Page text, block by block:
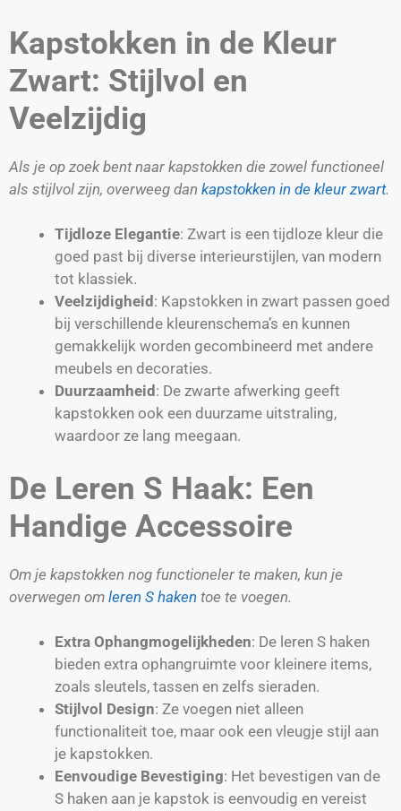
Kapstokken in de Kleur
Zwart: Stijlvol en
Veelzijdig
Als je op zoek bent naar kapstokken die zowel functioneel
als stijlvol zijn, overweeg dan kapstokken in de kleur zwart.
Tijdloze Elegantie: Zwart is een tijdloze kleur die
goed past bij diverse interieurstijlen, van modern
tot klassiek.
Veelzijdigheid : Kapstokken in zwart passen goed
bij verschillende kleurenschema’s en kunnen
gemakkelijk worden gecombineerd met andere
meubels en decoraties.
Duurzaamheid : De zwarte afwerking geeft
kapstokken ook een duurzame uitstraling,
waardoor ze lang meegaan.
De Leren S Haak: Een
Handige Accessoire
Om je kapstokken nog functioneler te maken, kun je
overwegen om leren S haken toe te voegen.
Extra Ophangmogelijkheden: De leren S haken
bieden extra ophangruimte voor kleinere items,
zoals sleutels, tassen en zelfs sieraden.
Stijlvol Design: Ze voegen niet alleen
functionaliteit toe, maar ook een vleugje stijl aan
je kapstokken.
Eenvoudige Bevestiging: Het bevestigen van de
S haken aan je kapstok is eenvoudig en vereist